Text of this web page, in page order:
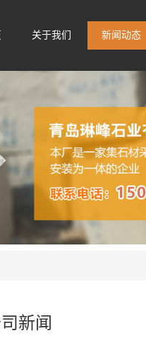
关于我们 新闻动态
新闻